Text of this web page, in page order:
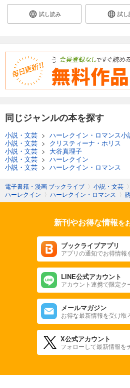
試し読み 試し
同じジャンルの本を探す
小説・文芸 > ハーレクイン・ロマンス小
小説・文芸 > クリスティーナ・ホリス
小説・文芸 > 大谷真理子
小説・文芸 > ハーレクイン
小説・文芸 > ハーレクイン・ロマンス
電子書籍・漫画 ブックライブ 〉 小説・文芸 〉
ハーレクイン 〉 ハーレクイン・ロマンス 〉
新刊やお得な情報を
ブックライブアプリ
アプリの通知でお得情報
LINE公式アカウント
アカウント連携で限定ク
メールマガジン
お得な最新情報を受け取
X公式アカウント
フォローして最新情報を